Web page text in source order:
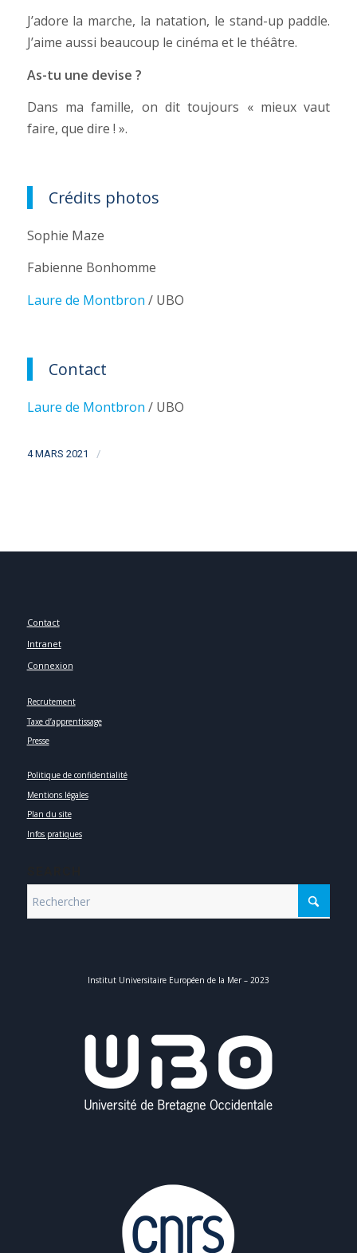
J’adore la marche, la natation, le stand-up paddle.
J’aime aussi beaucoup le cinéma et le théâtre.
As-tu une devise ?
Dans ma famille, on dit toujours « mieux vaut
faire, que dire ! ».
Crédits photos
Sophie Maze
Fabienne Bonhomme
Laure de Montbron / UBO
Contact
Laure de Montbron / UBO
4 MARS 2021 /
Contact
Intranet
Connexion
Recrutement
Taxe d’apprentissage
Presse
Politique de confidentialité
Mentions légales
Plan du site
Infos pratiques
Institut Universitaire Européen de la Mer – 2023